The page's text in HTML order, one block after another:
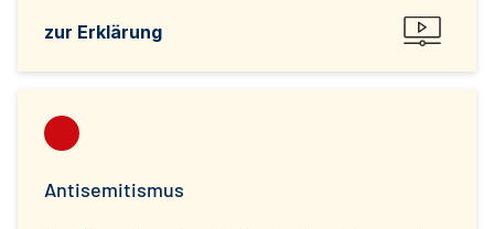
zur Erklärung
Antisemitismus